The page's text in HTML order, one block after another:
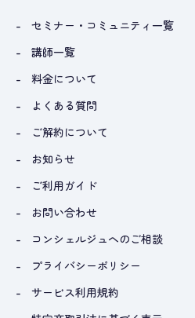
セミナー・コミュニティ一覧
講師一覧
料金について
よくある質問
ご解約について
お知らせ
ご利用ガイド
お問い合わせ
コンシェルジュへのご相談
プライバシーポリシー
サービス利用規約